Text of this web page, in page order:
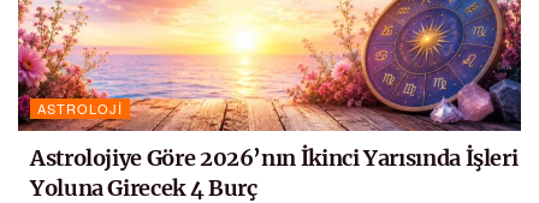
ASTROLOJI
Astrolojiye Göre 2026’nın İkinci Yarısında İşleri
Yoluna Girecek 4 Burç